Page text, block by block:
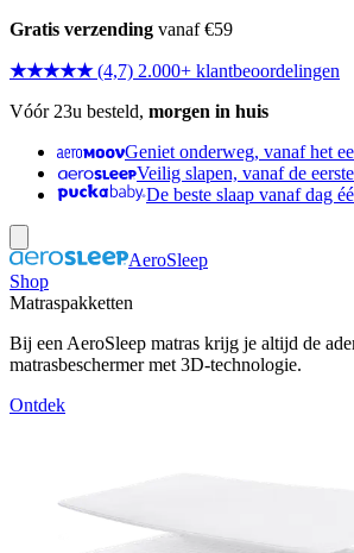
Gratis verzending vanaf €59
★★★★★ (4,7) 2.000+ klantbeoordelingen
Vóór 23u besteld, morgen in huis
Geniet onderweg, vanaf het
Veilig slapen, vanaf de
De beste slaap vanaf dag
AeroSleep
Shop
Matraspakketten
Bij een AeroSleep matras krijg je altijd de
matrasbeschermer met 3D-technologie.
Ontdek